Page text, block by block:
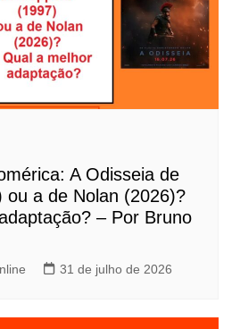
A Odisseia de
ou a de Nolan (2026)?
– Por Bruno
31 de julho de 2026